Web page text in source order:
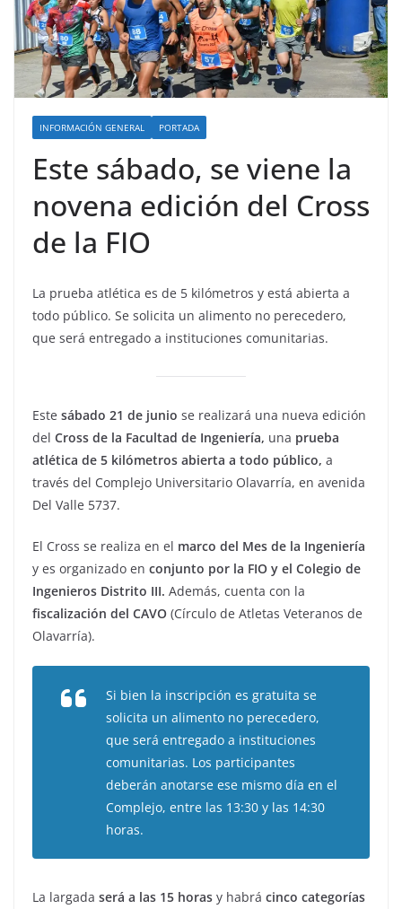
INFORMACIÓN GENERAL PORTADA
Este sábado, se viene la
novena edición del Cross
de la FIO
La prueba atlética es de 5 kilómetros y está abierta a
todo público. Se solicita un alimento no perecedero,
que será entregado a instituciones comunitarias.
Este sábado 21 de junio se realizará una nueva edición
del Cross de la Facultad de Ingeniería, una prueba
atlética de 5 kilómetros abierta a todo público, a
través del Complejo Universitario Olavarría, en avenida
Del Valle 5737.
El Cross se realiza en el marco del Mes de la Ingeniería
y es organizado en conjunto por la FIO y el Colegio de
Ingenieros Distrito III. Además, cuenta con la
fiscalización del CAVO (Círculo de Atletas Veteranos de
Olavarría).
Si bien la inscripción es gratuita se
solicita un alimento no perecedero,
que será entregado a instituciones
comunitarias. Los participantes
deberán anotarse ese mismo día en el
Complejo, entre las 13:30 y las 14:30
horas.
La largada será a las 15 horas y habrá cinco categorías